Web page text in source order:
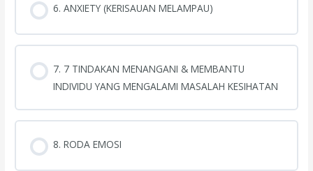
6. ANXIETY (KERISAUAN MELAMPAU)
7. 7 TINDAKAN MENANGANI & MEMBANTU
INDIVIDU YANG MENGALAMI MASALAH KESIHATAN
8. RODA EMOSI